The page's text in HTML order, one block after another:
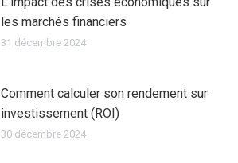
les marchés financiers
31 décembre 2024
Comment calculer son rendement sur
investissement (ROI)
30 décembre 2024